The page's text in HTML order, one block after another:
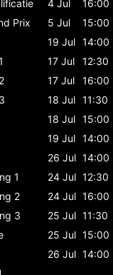
4 Jul
16:00
Prix 5 Jul
15:00
19 Jul 14:00
17 Jul
12:30
17 Jul
16:00
18 Jul 11:30
18 Jul 15:00
19 Jul 14:00
26 Jul 14:00
1 24 Jul 12:30
2 24 Jul 16:00
3 25 Jul 11:30
25 Jul 15:00
26 Jul 14:00